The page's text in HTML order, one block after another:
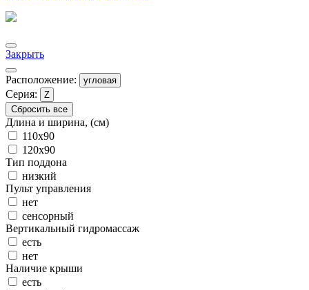
Закрыть
Расположение: угловая
Серия:
Z
Сбросить все
Длина и ширина, (см)
110x90
120x90
Тип поддона
низкий
Пульт управления
нет
сенсорный
Вертикальный гидромассаж
есть
нет
Наличие крыши
есть